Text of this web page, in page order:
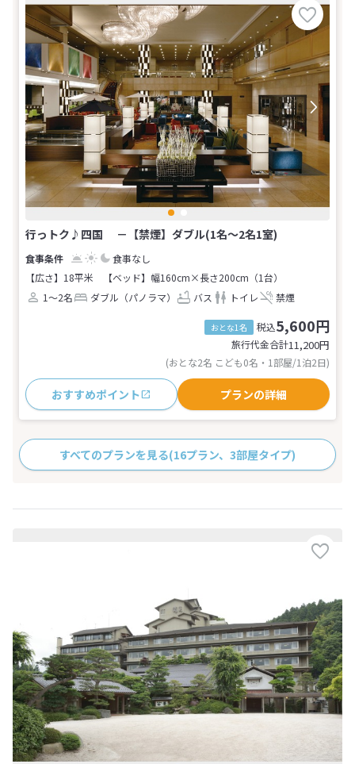
行っトク♪四国 －【禁煙】ダブル(1名～2名1室)
食事なし
【広さ】18平米
【ベッド】幅160cm×長さ200cm（1台）
1～2名
ダブル（パノラマ） バス トイレ 禁煙
おとな1名 税込5,600円
旅行代金合計11,200円
(おとな2名 こども0名・1部屋/1泊2日)
おすすめポイント プランの詳細
すべてのプランを見る(16プラン、3部屋タイプ)